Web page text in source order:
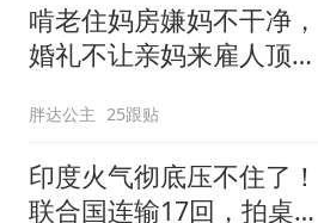
啃老住妈房嫌妈不干净，
婚礼不让亲妈来雇人顶
胖达公主 25跟贴
印度火气彻底压不住了！
联合国连输17回，拍桌子